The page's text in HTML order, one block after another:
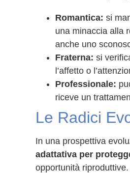
Romantica: si
una minaccia alla
anche uno
Fraterna: si
l’affetto o
Professionale:
riceve un
Le Radici
In una prospettiva
adattativa per
opportunità